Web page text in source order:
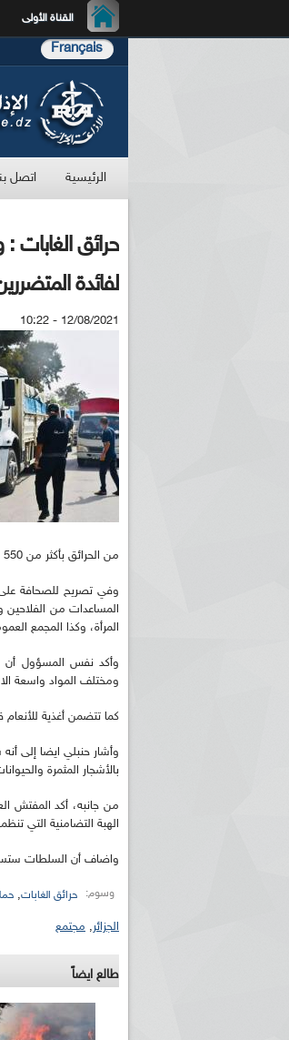
القناة الأولى
Français
الرئيسية اتصل
لفائدة
12/08/2021 - 10:22
من الحرائق بأكثر من 550 طن من المساعدات.
وفي تصريح للصحافة
المساعدات من الفلاحين
المرأة، وكذا المجمع
وأكد نفس المسؤول أن
ومختلف المواد واسعة
كما تتضمن أغذية
وأشار حنبلي ايضا إلى
بالأشجار المثمرة
من جانبه، أكد المفتش
الهبة التضامنية التي
واضاف أن السلطات
وسوم: حرائق الغابات,
الجزائر, مجتمع
طالع ايضاً